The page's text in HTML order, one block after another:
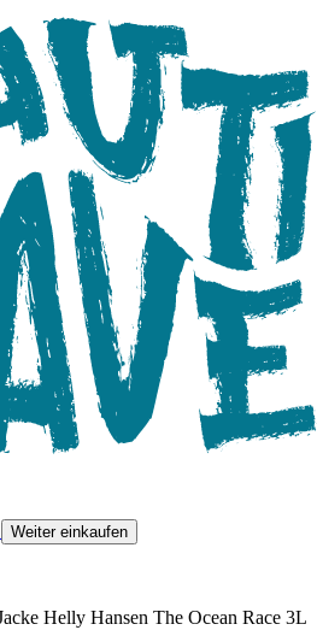
Weiter einkaufen
Helly Hansen The Ocean Race 3L